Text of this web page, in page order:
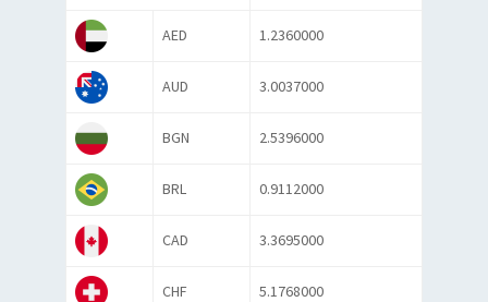
AED 1.2360000
AUD 3.0037000
BGN 2.5396000
BRL 0.9112000
CAD 3.3695000
CHF 5.1768000